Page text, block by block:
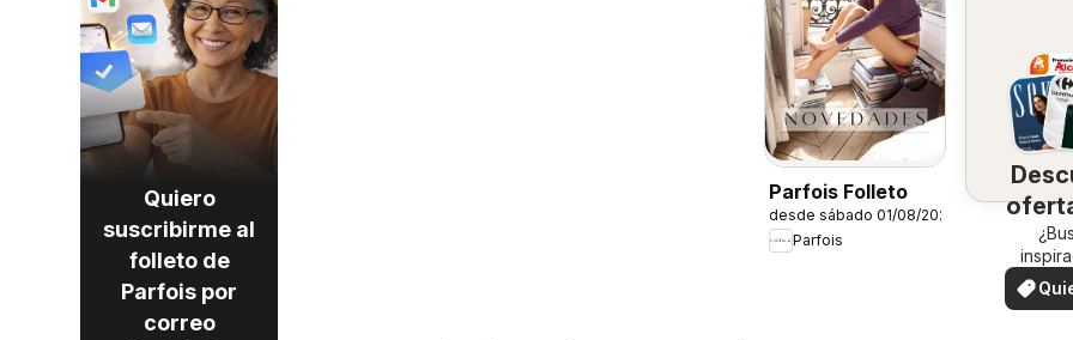
Parfois Folleto
desde sábado 01/08/2026
Parfois
su
¡Vea
en su
ver
Quiero
suscribirme al
folleto de
Parfois por
correo